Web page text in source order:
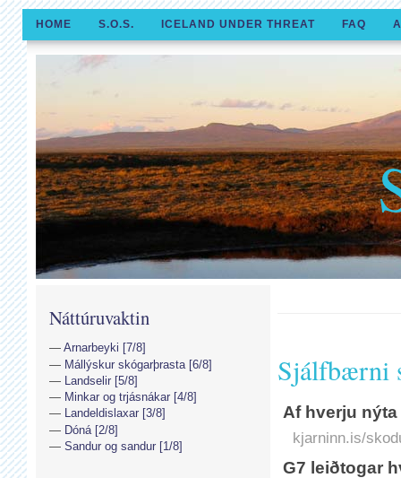
HOME S.O.S. ICELAND UNDER THREAT FAQ
Sjálfbærni
Af hverju
kjarninn.is/
G7 leiðtogar
Náttúruvaktin
Arnarbeyki [7/8]
Mállýskur skógarþrasta [6/8]
Landselir [5/8]
Minkar og trjásnákar [4/8]
Landeldislaxar [3/8]
Dóná [2/8]
Sandur og sandur [1/8]